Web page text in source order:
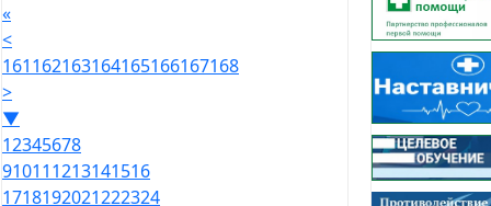
«
<
161162163164165166167168
>
▼
12345678
910111213141516
1718192021222324